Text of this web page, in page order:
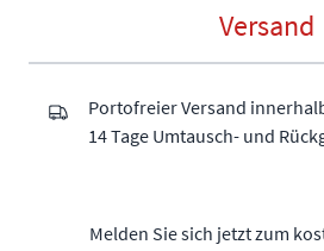
Versand
Portofreier Versand
14 Tage Umtausch- und
Melden Sie sich jetzt zum